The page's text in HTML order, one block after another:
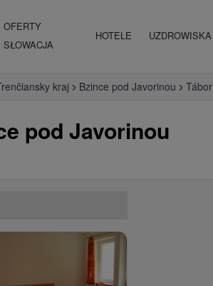
OFERTY
SŁOWACJA
HOTELE UZDROWISKA
kraj Bzince pod Javorinou
pod Javorinou